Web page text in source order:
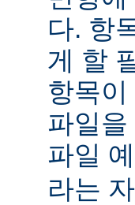
다. 항
게 할
항목
파일
파일
라는